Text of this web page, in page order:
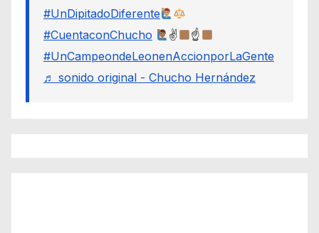
#UnDipitadoDiferente
#CuentaconChucho
✌
☝
#UnCampeondeLeonenAccionporLaGente
♬ sonido original - Chucho Hernández